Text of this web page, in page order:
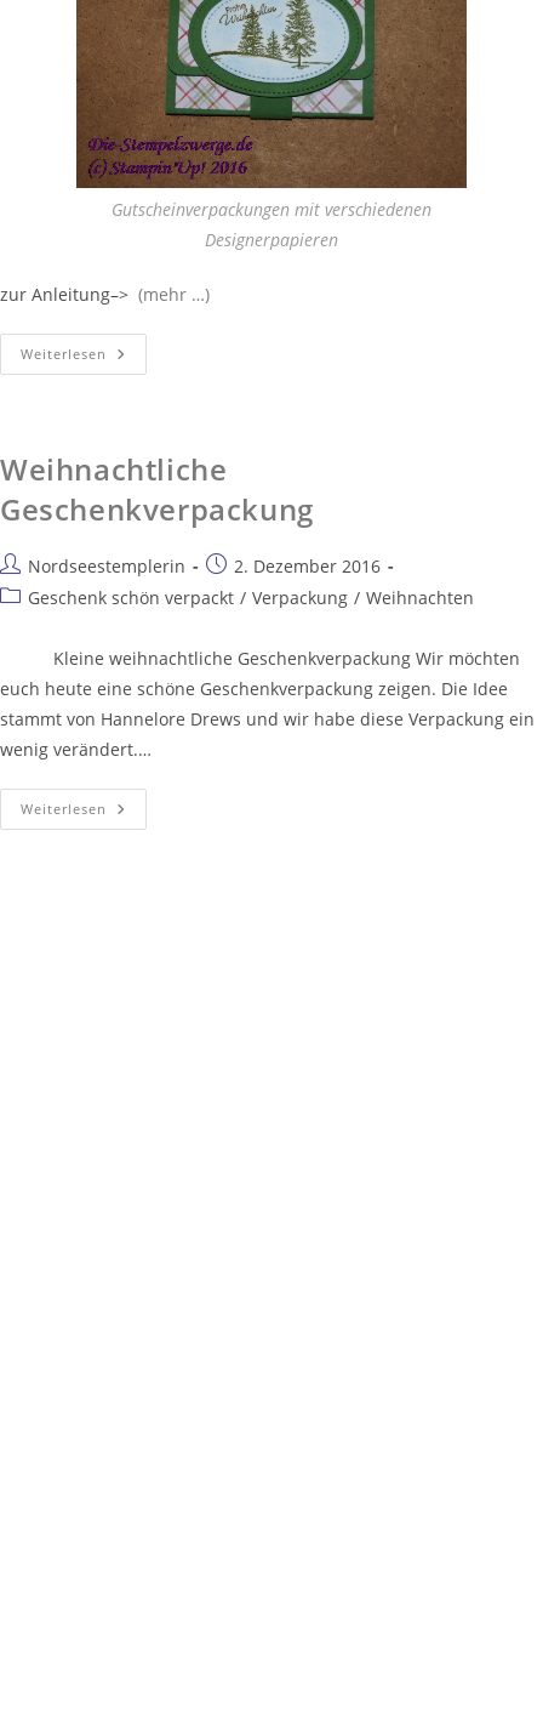
Gutscheinverpackungen mit verschiedenen
Designerpapieren
zur Anleitung–> (mehr …)
Weiterlesen
Weihnachtliche
Geschenkverpackung
Nordseestemplerin
2. Dezember 2016
Geschenk schön verpackt / Verpackung / Weihnachten
Kleine weihnachtliche Geschenkverpackung Wir möchten
euch heute eine schöne Geschenkverpackung zeigen. Die Idee
stammt von Hannelore Drews und wir habe diese Verpackung ein
wenig verändert.…
Weiterlesen